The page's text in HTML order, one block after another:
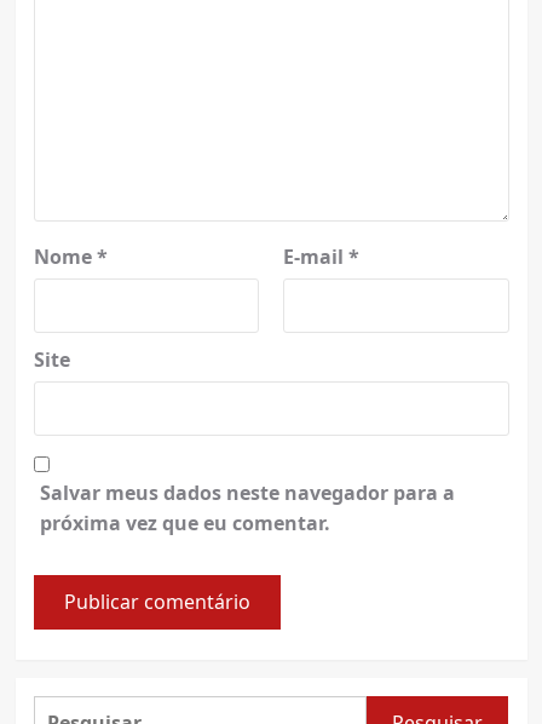
Nome* E-mail *
Site
Salvar meus dados neste navegador para a
próxima vez que eu comentar.
Pesquisar